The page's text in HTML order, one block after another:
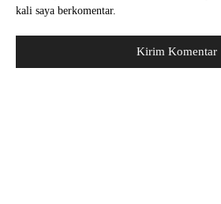
kali saya berkomentar.